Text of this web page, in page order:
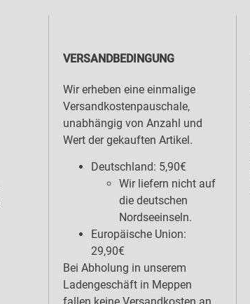
VERSANDBEDINGUNG
Wir erheben eine einmalige
Versandkostenpauschale,
unabhängig von Anzahl und
Wert der gekauften Artikel.
Deutschland: 5,90€
Wir liefern nicht auf
die deutschen
Nordseeinseln.
Europäische Union:
29,90€
Bei Abholung in unserem
Ladengeschäft in Meppen